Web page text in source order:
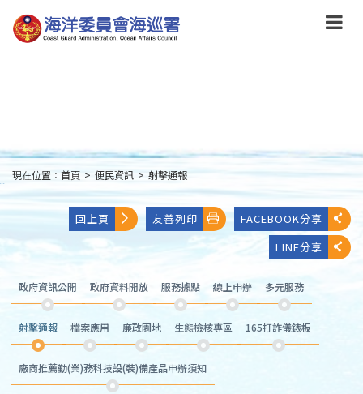
到
主
:::
現在位置： 首頁 > 便民資訊 > 射擊通報
回上頁 友善列印
FACEBOOK分享
LINE分享
政府資訊公開 政府資料開放 服務據點 線上申辦 多元服務
射擊通報 檔案應用 廉政園地 生態檢核專區 165打詐儀錶板
廠商推薦勤(業)務科技設(裝)備產品申辦須知